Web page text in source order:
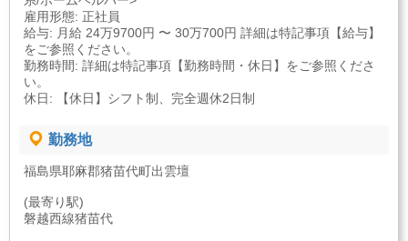
雇用形態: 正社員
給与: 月給 24万9700円 〜 30万700円 詳細は特記事項【給与】
をご参照ください。
勤務時間: 詳細は特記事項【勤務時間・休日】をご参照くださ
い。
休日: 【休日】シフト制、完全週休2日制
勤務地
福島県耶麻郡猪苗代町出雲壇
(最寄り駅)
磐越西線猪苗代